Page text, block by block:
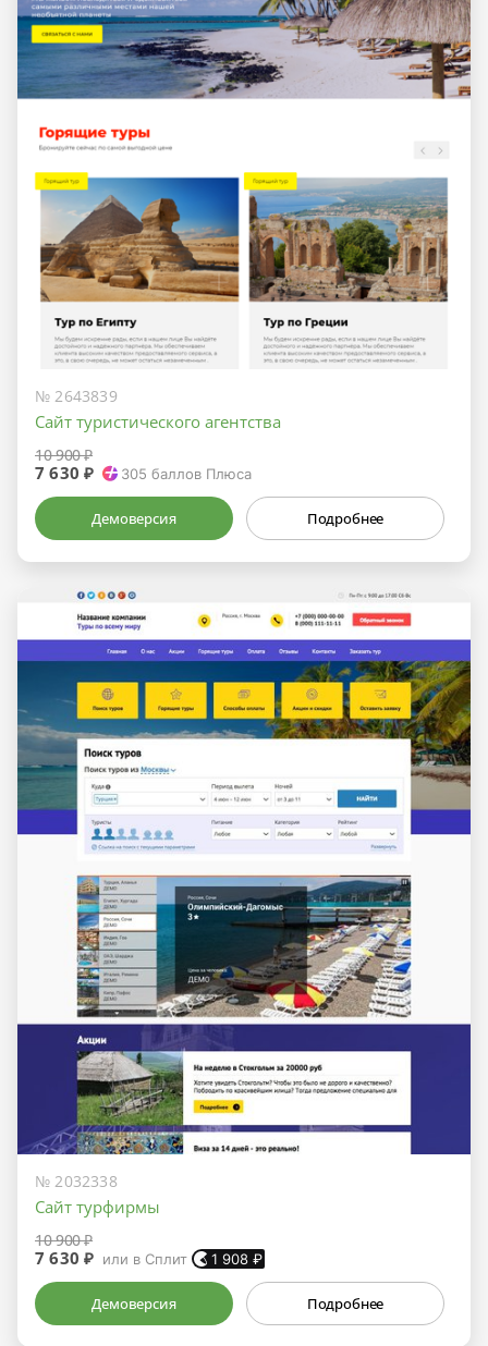
№ 2643839
Сайт туристического агентства
10 900 ₽
7 630 ₽ 305 баллов Плюса
Демоверсия Подробнее
№ 2032338
Сайт турфирмы
10 900 ₽
7 630 ₽ или в Сплит 1 908 ₽
Демоверсия Подробнее